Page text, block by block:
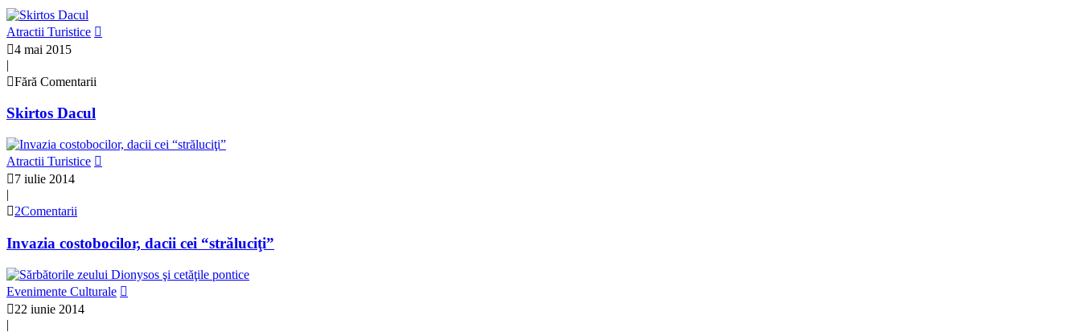
Atractii Turistice
4 mai 2015
|
Fără Comentarii
Skirtos Dacul
Atractii Turistice
7 iulie 2014
|
2Comentarii
Invazia costobocilor, dacii cei “străluciţi”
Evenimente Culturale
22 iunie 2014
|